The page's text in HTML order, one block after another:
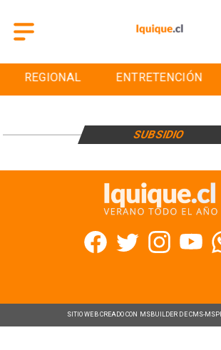
REGIONAL ENTRETENCIÓN
SUBSIDIO
SITIO WEB CREADO CON MSBUILDER DE CMS-